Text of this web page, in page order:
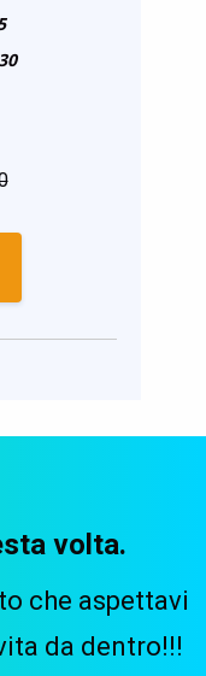
volta.
che aspettavi
da dentro!!!